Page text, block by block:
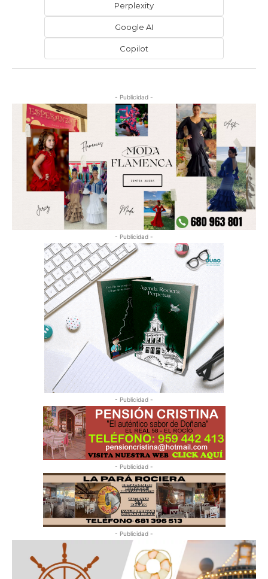
Perplexity
Google AI
Copilot
- Publicidad -
- Publicidad -
- Publicidad -
- Publicidad -
- Publicidad -